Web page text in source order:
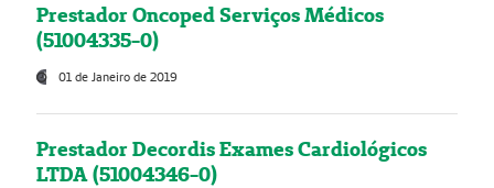
Prestador Oncoped Serviços Médicos
(51004335-0)
01 de Janeiro de 2019
Prestador Decordis Exames Cardiológicos
LTDA (51004346-0)